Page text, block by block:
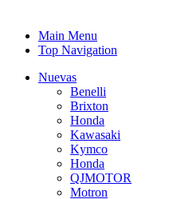
Main Menu
Top Navigation
Nuevas
Benelli
Brixton
Honda
Kawasaki
Kymco
Honda
QJMOTOR
Motron